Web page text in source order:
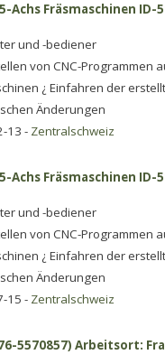
Achs Fräsmaschinen ID-
und -bediener
von CNC-
¿ Einfahren der
Änderungen
13 - Zentralschweiz
Achs Fräsmaschinen ID-
und -bediener
von CNC-
¿ Einfahren der
Änderungen
15 - Zentralschweiz
5570857) Arbeitsort: